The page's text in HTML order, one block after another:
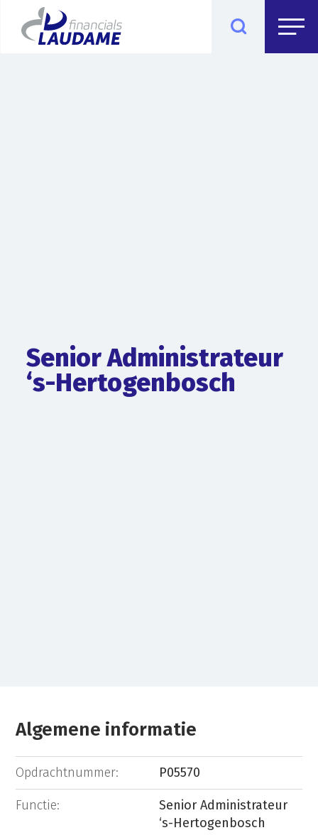
Senior Administrateur
‘s-Hertogenbosch
Algemene informatie
Opdrachtnummer: P05570
Functie:
Senior Administrateur
‘s-Hertogenbosch